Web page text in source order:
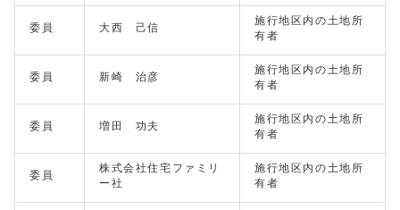
委員 大西 己信
施行地区内の土地所
有者
委員 新崎 治彦
施行地区内の土地所
有者
委員 増田 功夫
施行地区内の土地所
有者
委員
株式会社住宅ファミリ
ー社
施行地区内の土地所
有者